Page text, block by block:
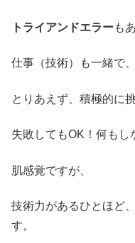
トライアンドエラーも
仕事（技術）も一緒で、
とりあえず、積極的に
失敗してもOK！何もし
肌感覚ですが、
技術力があるひとほど
す。